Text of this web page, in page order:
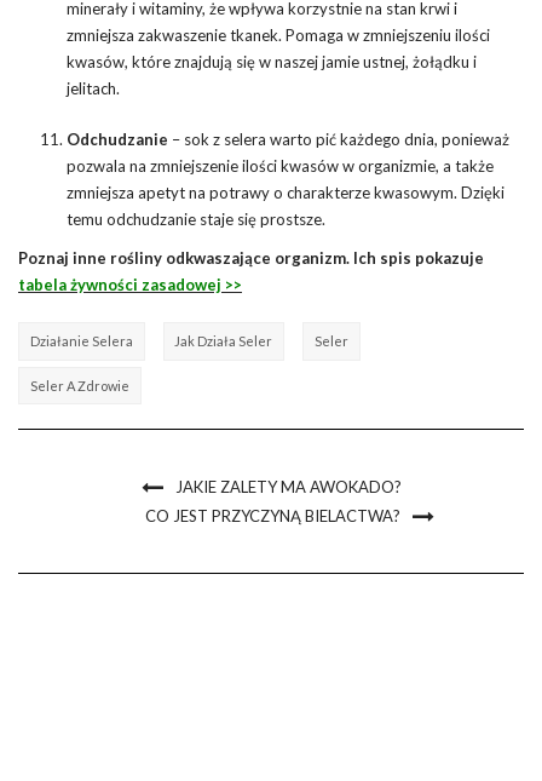
minerały i witaminy, że wpływa korzystnie na stan krwi i
zmniejsza zakwaszenie tkanek. Pomaga w zmniejszeniu ilości
kwasów, które znajdują się w naszej jamie ustnej, żołądku i
jelitach.
Odchudzanie – sok z selera warto pić każdego dnia, ponieważ
pozwala na zmniejszenie ilości kwasów w organizmie, a także
zmniejsza apetyt na potrawy o charakterze kwasowym. Dzięki
temu odchudzanie staje się prostsze.
Poznaj inne rośliny odkwaszające organizm. Ich spis pokazuje
tabela żywności zasadowej >>
Działanie Selera Jak Działa Seler Seler
Seler A Zdrowie
JAKIE ZALETY MA AWOKADO?
CO JEST PRZYCZYNĄ BIELACTWA?